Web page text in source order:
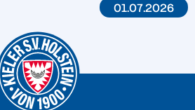
01.07.2026